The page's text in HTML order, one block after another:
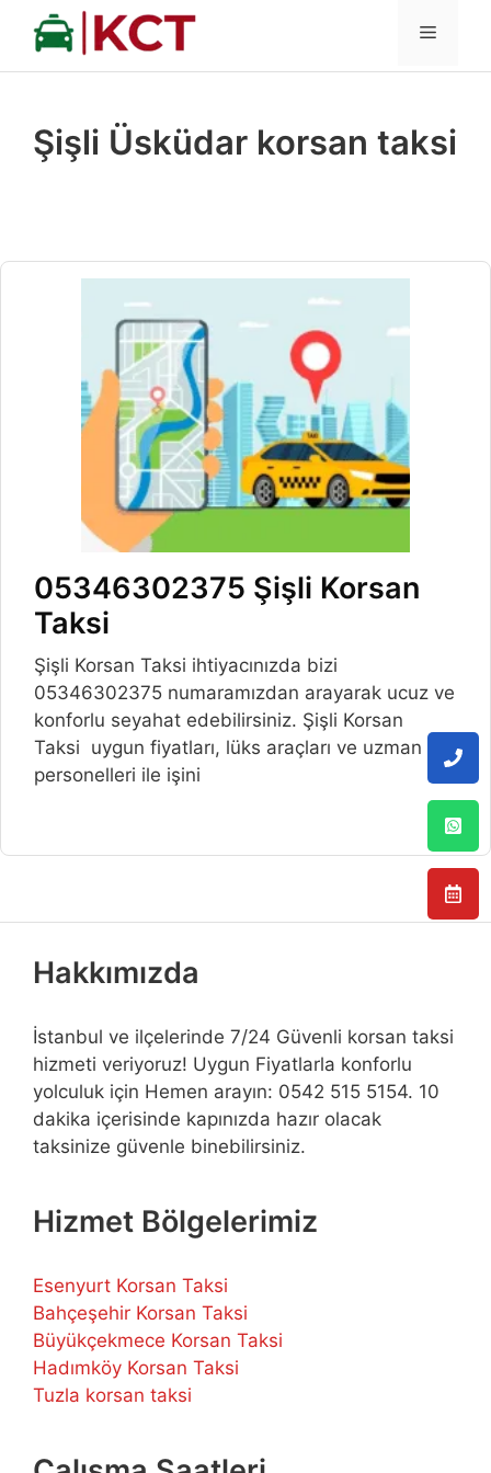
İçeriğe
MENÜ
Şişli Üsküdar korsan taksi
05346302375 Şişli Korsan
Taksi
Şişli Korsan Taksi ihtiyacınızda bizi
05346302375 numaramızdan arayarak ucuz ve
konforlu seyahat edebilirsiniz. Şişli Korsan
Taksi uygun fiyatları, lüks araçları ve uzman
personelleri ile işini
Hakkımızda
İstanbul ve ilçelerinde 7/24 Güvenli korsan taksi
hizmeti veriyoruz! Uygun Fiyatlarla konforlu
yolculuk için Hemen arayın: 0542 515 5154. 10
dakika içerisinde kapınızda hazır olacak
taksinize güvenle binebilirsiniz.
Hizmet Bölgelerimiz
Esenyurt Korsan Taksi
Bahçeşehir Korsan Taksi
Büyükçekmece Korsan Taksi
Hadımköy Korsan Taksi
Tuzla korsan taksi